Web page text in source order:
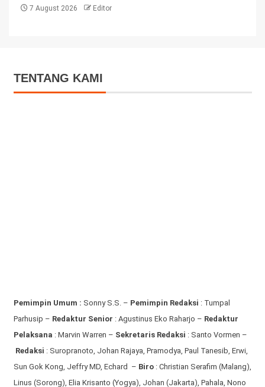
7 August 2026 Editor
TENTANG KAMI
Pemimpin Umum : Sonny S.S. – Pemimpin Redaksi : Tumpal
Parhusip – Redaktur Senior : Agustinus Eko Raharjo – Redaktur
Pelaksana : Marvin Warren – Sekretaris Redaksi : Santo Vormen –
Redaksi : Suropranoto, Johan Rajaya, Pramodya, Paul Tanesib, Erwi,
Sun Gok Kong, Jeffry MD, Echard – Biro: Christian Serafim (Malang),
Linus (Sorong), Elia Krisanto (Yogya), Johan (Jakarta), Pahala, Nono